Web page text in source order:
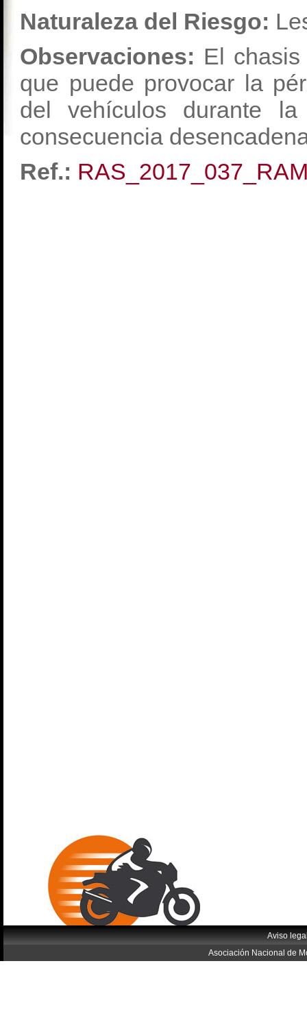
Naturaleza del Riesgo:
Observaciones: El
que puede provocar la
del vehículos durante
consecuencia
Ref.:
Aviso
Asociación Nacional de